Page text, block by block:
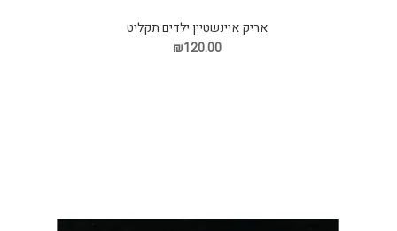
אריק איינשטיין ילדים תקליט
₪120.00